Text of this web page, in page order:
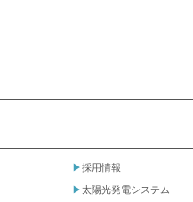
▶採用情報
▶太陽光発電システム